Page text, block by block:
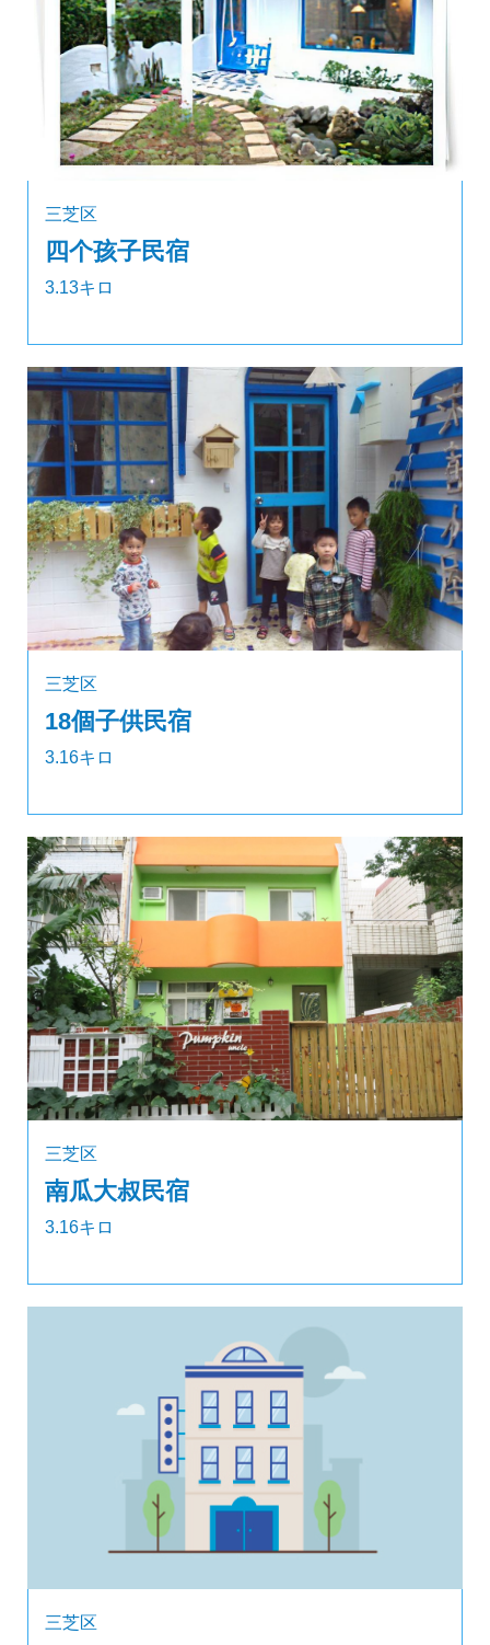
三芝区
四个孩子民宿
3.13キロ
三芝区
18個子供民宿
3.16キロ
三芝区
南瓜大叔民宿
3.16キロ
三芝区